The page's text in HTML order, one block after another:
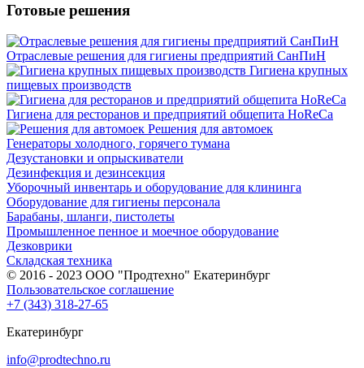
Готовые решения
Отраслевые решения для гигиены предприятий СанПиН
Гигиена крупных
пищевых производств
Гигиена для ресторанов и предприятий общепита HoReCa
Решения для автомоек
Генераторы холодного, горячего тумана
Дезустановки и опрыскиватели
Дезинфекция и дезинсекция
Уборочный инвентарь и оборудование для клининга
Оборудование для гигиены персонала
Барабаны, шланги, пистолеты
Промышленное пенное и моечное оборудование
Дезковрики
Складская техника
© 2016 - 2023 ООО "Продтехно" Екатеринбург
Пользовательское соглашение
+7 (343) 318-27-65
Екатеринбург
info@prodtechno.ru